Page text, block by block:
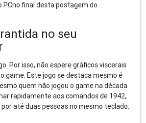
PCno final desta postagem do
no seu
Por isso, não espere gráficos viscerais
game. Este jogo se destaca mesmo é
quem não jogou o game na década
rapidamente aos comandos de 1942,
até duas pessoas no mesmo teclado.